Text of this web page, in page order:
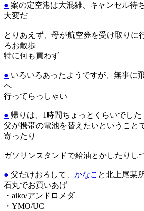
● 案の定空港は大混雑、キャンセル待
大変だ
とりあえず、母が航空券を受け取りに
ろお散歩
特に何も買わず
● いろいろあったようですが、無事に
へ
行ってらっしゃい
● 帰りは、1時間ちょっとくらいでした
父が携帯の電池を替えたいということ
寄ったり
ガソリンスタンドで給油とかしたりし
● 父だけおろして、 かなこ と北上尾某
石丸でお買いあげ
・aiko/アンドロメダ
・YMO/UC